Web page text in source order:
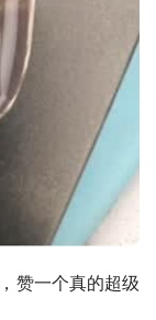
赞一个真的超级